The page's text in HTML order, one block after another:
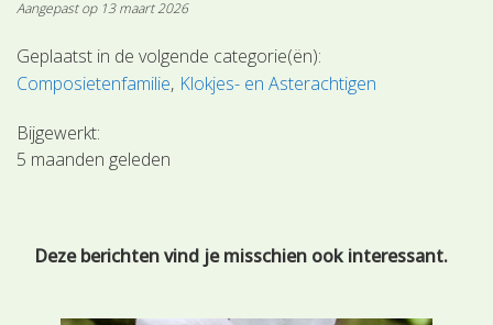
Aangepast op 13 maart 2026
Geplaatst in de volgende categorie(ën):
Composietenfamilie Klokjes- en Asterachtigen
Bijgewerkt:
5 maanden geleden
Deze berichten vind je misschien ook interessant.